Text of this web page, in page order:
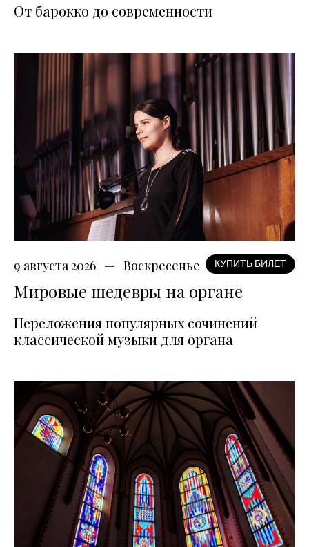
От барокко до современности
9 августа 2026 Воскресенье КУПИТЬ БИЛЕТ
Мировые шедевры на органе
Переложения популярных сочинений
классической музыки для органа